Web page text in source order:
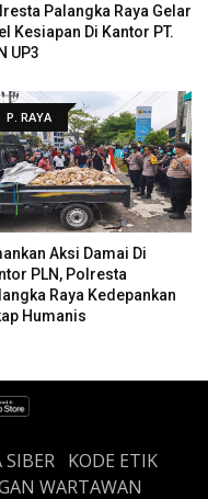
Palangka Raya Gelar
Kesiapan Di Kantor PT.
UP3
P. RAYA
Aksi Damai Di
PLN, Polresta
Raya Kedepankan
Humanis
KODE ETIK
WARTAWAN